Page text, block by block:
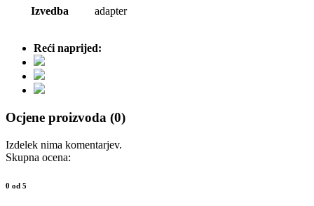
Izvedba adapter
Reći naprijed:
Ocjene proizvoda (0)
Izdelek nima komentarjev.
Skupna ocena:
0 od 5